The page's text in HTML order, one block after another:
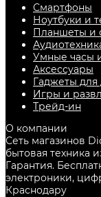
Смартфоны
Ноутбуки и
Планшеты и
Умные часы
Аксессуары
Гаджеты для
Игры и
Трейд-ин
О компании
Сеть магазинов
бытовая техника
Гарантия.
электроники,
Краснодару